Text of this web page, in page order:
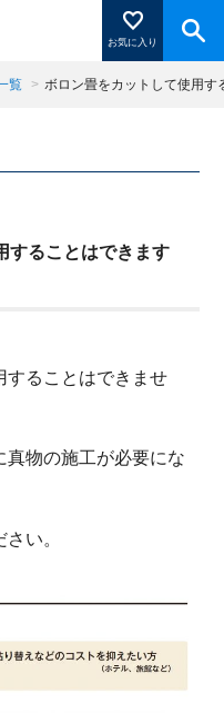
お気に入り
録」を押すと登録した
覧 > ボロン畳をカットして使用す
することはできます
することはできませ
真物の施工が必要にな
い。